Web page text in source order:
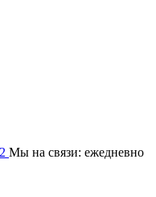
Мы на связи: ежедневно